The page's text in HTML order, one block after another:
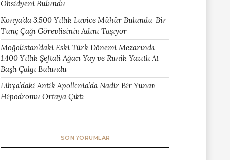
Obsidyeni Bulundu
Konya’da 3.500 Yıllık Luvice Mühür Bulundu: Bir
Tunç Çağı Görevlisinin Adını Taşıyor
Moğolistan’daki Eski Türk Dönemi Mezarında
1.400 Yıllık Şeftali Ağacı Yay ve Runik Yazıtlı At
Başlı Çalgı Bulundu
Libya’daki Antik Apollonia’da Nadir Bir Yunan
Hipodromu Ortaya Çıktı
SON YORUMLAR